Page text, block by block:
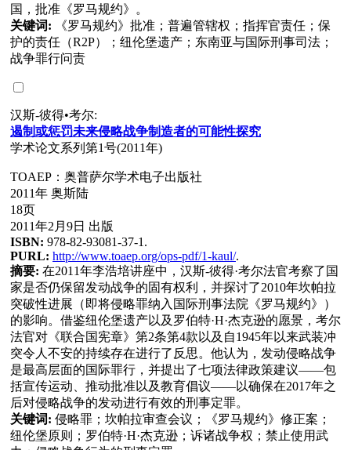
国，批准《罗马规约》。
关键词:
《罗马规约》批准；普遍管辖权；指挥官责任；保
护的责任（R2P）；纽伦堡遗产；东南亚与国际刑事司法；
战争罪行问责
汉斯-彼得•考尔:
遏制或惩罚未来侵略战争制造者的可能性探究
学术论文系列第1号(2011年)
TOAEP：奥普萨尔学术电子出版社
2011年 奥斯陆
18页
2011年2月9日 出版
ISBN: 978-82-93081-37-1.
PURL: http://www.toaep.org/ops-pdf/1-kaul/.
摘要: 在2011年李浩培讲座中，汉斯-彼得·考尔法官考察了国
家是否仍保留发动战争的固有权利，并探讨了2010年坎帕拉
突破性进展（即将侵略罪纳入国际刑事法院《罗马规约》）
的影响。借鉴纽伦堡遗产以及罗伯特·H·杰克逊的愿景，考尔
法官对《联合国宪章》第2条第4款以及自1945年以来武装冲
突令人不安的持续存在进行了反思。他认为，发动侵略战争
是最高层面的国际罪行，并提出了七项法律政策建议——包
括宣传运动、推动批准以及教育倡议——以确保在2017年之
后对侵略战争的发动进行有效的刑事定罪。
关键词: 侵略罪；坎帕拉审查会议；《罗马规约》修正案；
纽伦堡原则；罗伯特·H·杰克逊；诉诸战争权；禁止使用武